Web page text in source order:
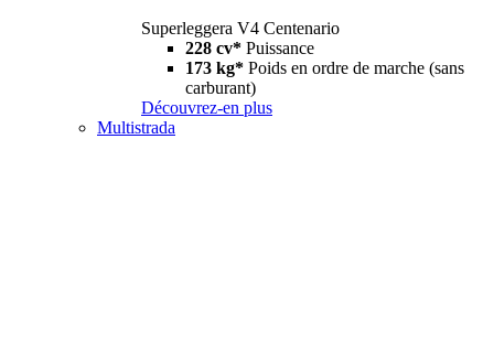
Superleggera V4 Centenario
228 cv* Puissance
173 kg* Poids en ordre de marche (sans
carburant)
Découvrez-en plus
Multistrada